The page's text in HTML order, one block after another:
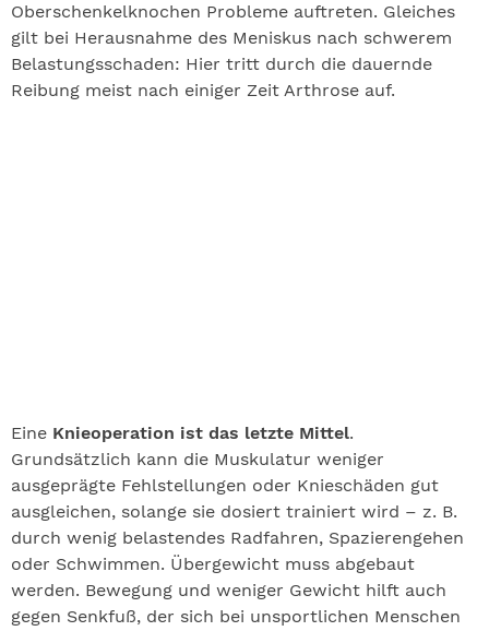
Oberschenkelknochen Probleme auftreten. Gleiches
gilt bei Herausnahme des Meniskus nach schwerem
Belastungsschaden: Hier tritt durch die dauernde
Reibung meist nach einiger Zeit Arthrose auf.
Eine Knieoperation ist das letzte Mittel.
Grundsätzlich kann die Muskulatur weniger
ausgeprägte Fehlstellungen oder Knieschäden gut
ausgleichen, solange sie dosiert trainiert wird – z. B.
durch wenig belastendes Radfahren, Spazierengehen
oder Schwimmen. Übergewicht muss abgebaut
werden. Bewegung und weniger Gewicht hilft auch
gegen Senkfuß, der sich bei unsportlichen Menschen